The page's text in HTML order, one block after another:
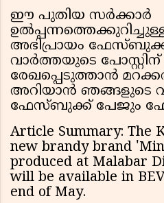
ഈ പുതിയ സർക്കാർ
അഭിപ്രായം
വാർത്തയുടെ പോസ്റ്റിന്
രേഖപ്പെടുത്താൻ
അറിയാൻ ഞങ്ങളുടെ
ഫേസ്ബുക്ക് പേജും
Article Summary: The
new brandy brand
produced at Malabar
will be available in
end of May.